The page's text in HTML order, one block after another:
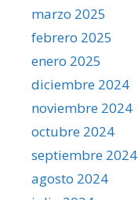
marzo 2025
febrero 2025
enero 2025
diciembre 2024
noviembre 2024
octubre 2024
septiembre 2024
agosto 2024